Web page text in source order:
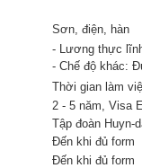
Sơn, điện, hàn
- Lương thực
- Chế độ khác:
Thời gian làm
2 - 5 năm, Visa
Tập đoàn Huyn-
Đến khi đủ form
Đến khi đủ form